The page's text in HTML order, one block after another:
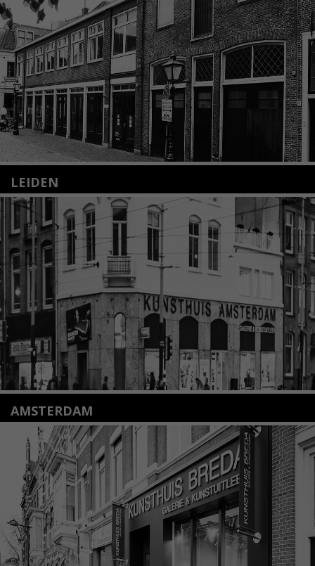
LEIDEN
Nieuwstraat 35
2312 KA Leiden
+31(0)71 – 52 84 480
info@kunsthuisleiden.nl
Lees meer
AMSTERDAM
Amstelveenseweg 135
1075 VX Amsterdam
+31 (0)20 2332546
info@kunsthuisamsterdam.nl
Lees meer